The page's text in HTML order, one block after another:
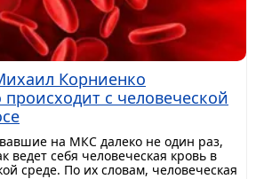
Корниенко
происходит с человеческой
на МКС далеко не один раз,
ведет себя человеческая кровь в
среде. По их словам, человеческая